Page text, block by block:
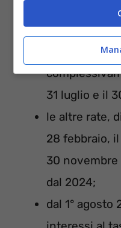
va effettuato
la prima e la
importo
31 luglio e il
le altre rate,
28 febbraio,
30 novembre
dal 2024;
dal 1°